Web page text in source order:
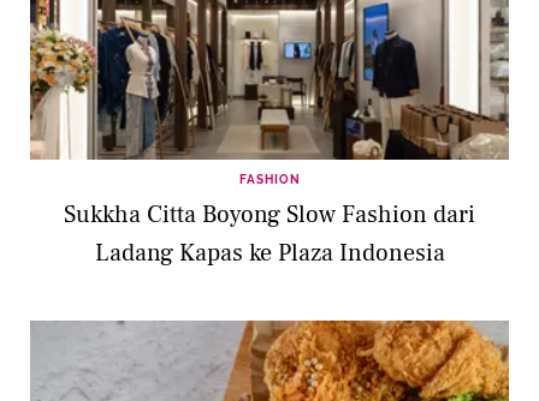
FASHION
Sukkha Citta Boyong Slow Fashion dari
Ladang Kapas ke Plaza Indonesia